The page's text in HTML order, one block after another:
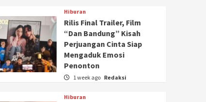
Hiburan
Rilis Final Trailer, Film
“Dan Bandung” Kisah
Perjuangan Cinta Siap
Mengaduk Emosi
Penonton
1 week ago Redaksi
Hiburan